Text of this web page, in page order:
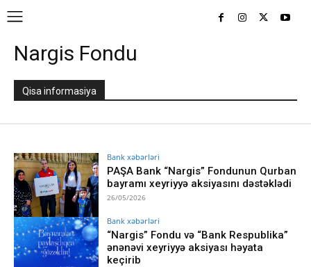
Nargis Fondu
Qisa informasiya
Bank xəbərləri
PAŞA Bank “Nargis” Fondunun Qurban
bayramı xeyriyyə aksiyasını dəstəklədi
26/05/2026
Bank xəbərləri
“Nargis” Fondu və “Bank Respublika”
ənənəvi xeyriyyə aksiyası həyata
keçirib